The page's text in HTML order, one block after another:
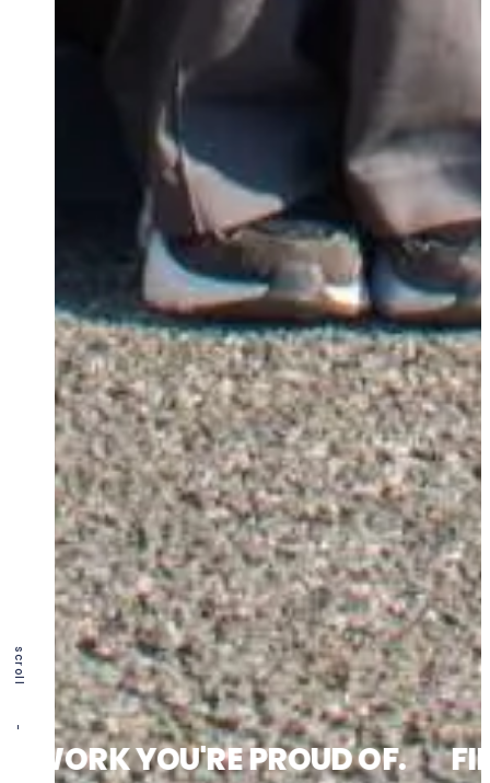
scroll
YOU'RE PROUD OF. FINISH